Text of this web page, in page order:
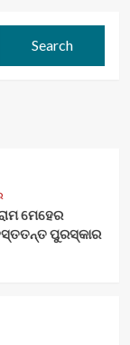
ମେହେର
ପୁରସ୍କାର